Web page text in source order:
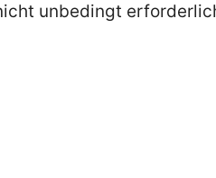
unbedingt